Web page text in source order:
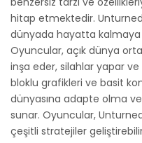
hitap etmektedir.
dünyada hayatta kalmaya
Oyuncular, açık dünya
inşa eder, silahlar yapar ve
bloklu grafikleri ve basit
dünyasına adapte olma ve
sunar. Oyuncular,
çeşitli stratejiler